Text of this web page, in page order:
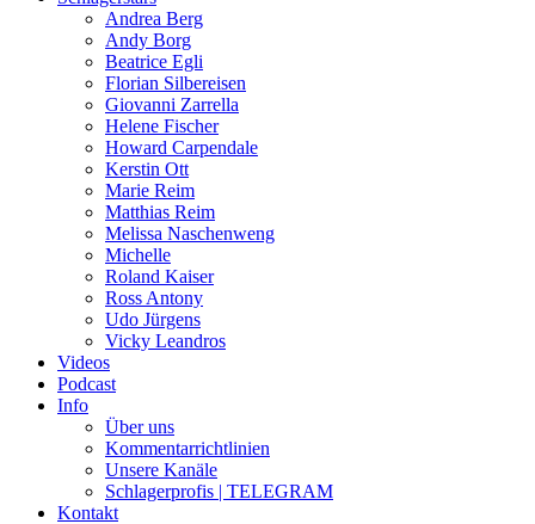
Andrea Berg
Andy Borg
Beatrice Egli
Florian Silbereisen
Giovanni Zarrella
Helene Fischer
Howard Carpendale
Kerstin Ott
Marie Reim
Matthias Reim
Melissa Naschenweng
Michelle
Roland Kaiser
Ross Antony
Udo Jürgens
Vicky Leandros
Videos
Podcast
Info
Über uns
Kommentarrichtlinien
Unsere Kanäle
Schlagerprofis | TELEGRAM
Kontakt